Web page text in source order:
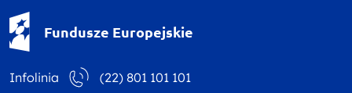
Fundusze Europejskie
Infolinia (22) 801 101 101